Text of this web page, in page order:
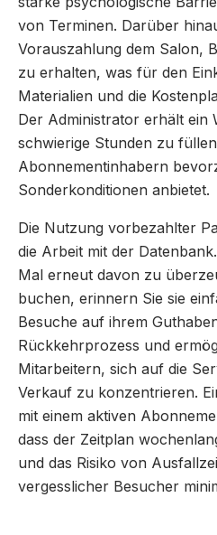
von Terminen. Darüber
Vorauszahlung dem Salon,
zu erhalten, was für den
Materialien und die
Der Administrator erhält ein
schwierige Stunden zu
Abonnementinhabern
Sonderkonditionen anbietet.
Die Nutzung vorbezahlter
die Arbeit mit der
Mal erneut davon zu
buchen, erinnern Sie sie
Besuche auf ihrem
Rückkehrprozess und
Mitarbeitern, sich auf die
Verkauf zu konzentrieren.
mit einem aktiven
dass der Zeitplan
und das Risiko von
vergesslicher Besucher